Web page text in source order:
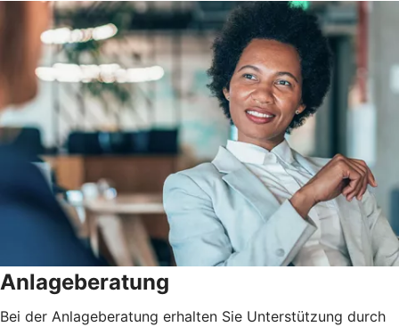
Anlageberatung
Bei der Anlageberatung erhalten Sie Unterstützung durch